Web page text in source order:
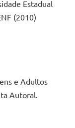
Estadual
(2010)
e Adultos
Autoral.